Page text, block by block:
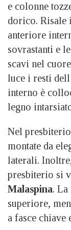
e colonne
dorico. Risale
anteriore
sovrastanti e
scavi nel
luce i resti
interno è
legno
Nel
montate da
laterali.
presbiterio si
Malaspina. La
superiore,
a fasce chiave